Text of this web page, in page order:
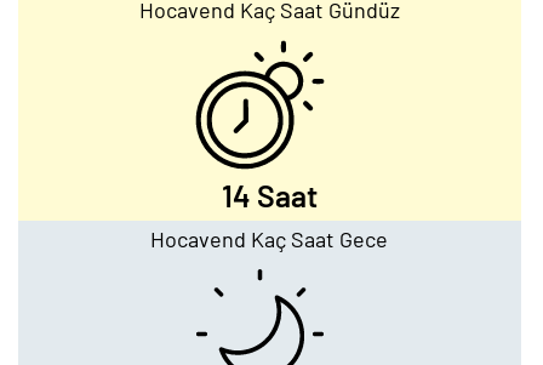
Hocavend Kaç Saat Gündüz
14 Saat
Hocavend Kaç Saat Gece